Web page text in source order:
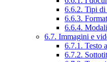
6.6.2. Tipi di
6.6.3.
6.6.4.
6.7. Immagini e
6.7.1. Testo
6.7.2.